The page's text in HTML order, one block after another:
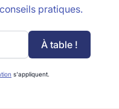
pratiques.
À table !
s'appliquent.